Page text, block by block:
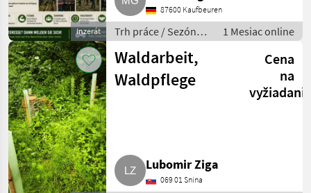
Inzerát
87600 Kaufbeuren
Trh práce / Sezónni
pracovníci
1 Mesiac online
Waldarbeit,
Waldpflege
Cena
na
Lubomir Ziga
069 01 Snina